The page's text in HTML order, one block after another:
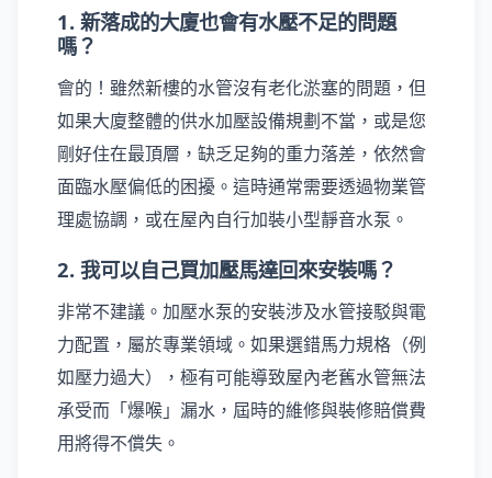
1. 新落成的大廈也會有水壓不足的問題
嗎？
會的！雖然新樓的水管沒有老化淤塞的問題，但
如果大廈整體的供水加壓設備規劃不當，或是您
剛好住在最頂層，缺乏足夠的重力落差，依然會
面臨水壓偏低的困擾。這時通常需要透過物業管
理處協調，或在屋內自行加裝小型靜音水泵。
2. 我可以自己買加壓馬達回來安裝嗎？
非常不建議。加壓水泵的安裝涉及水管接駁與電
力配置，屬於專業領域。如果選錯馬力規格（例
如壓力過大），極有可能導致屋內老舊水管無法
承受而「爆喉」漏水，屆時的維修與裝修賠償費
用將得不償失。